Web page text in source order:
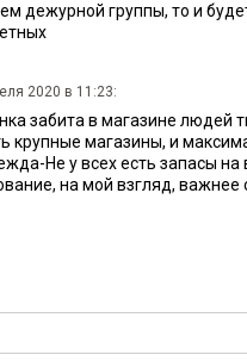
дежурной группы, то и
2020 в 11:23:
забита в магазине людей
крупные магазины, и
Не у всех есть запасы на
на мой взгляд, важнее